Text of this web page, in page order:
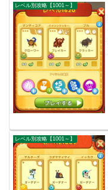
レベル別攻略【1001～】
レベル別攻略【1001～】